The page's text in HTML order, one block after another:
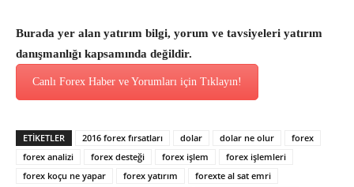
Burada yer alan yatırım bilgi, yorum ve tavsiyeleri yatırım
danışmanlığı kapsamında değildir.
Canlı Forex Haber ve Yorumları için Tıklayın!
ETİKETLER 2016 forex fırsatları dolar dolar ne olur
forex
forex analizi
forex desteği forex işlem
forex işlemleri
forex koçu ne yapar
forex yatırım
forexte al sat emri